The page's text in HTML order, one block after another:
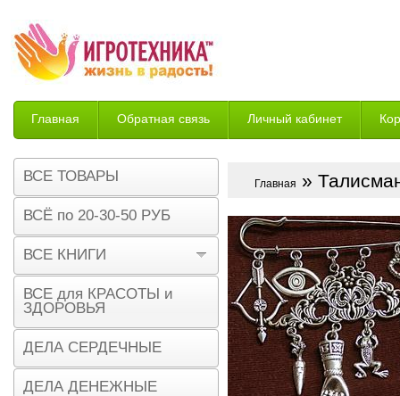
Главная Обратная связь Личный кабинет
Возврат
Главная »
ВСЕ ТОВАРЫ
ВСЁ по 20-30-50 РУБ
ВСЕ КНИГИ
ВСЕ для КРАСОТЫ и
ЗДОРОВЬЯ
ДЕЛА СЕРДЕЧНЫЕ
ДЕЛА ДЕНЕЖНЫЕ